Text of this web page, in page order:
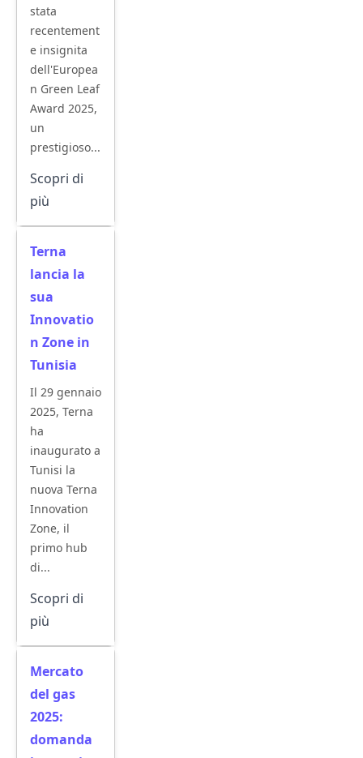
stata
recentement
e insignita
dell'Europea
n Green Leaf
Award 2025,
un
prestigioso...
Scopri di
più
Terna
lancia la
sua
Innovatio
n Zone in
Tunisia
Il 29 gennaio
2025, Terna
ha
inaugurato a
Tunisi la
nuova Terna
Innovation
Zone, il
primo hub
di...
Scopri di
più
Mercato
del gas
2025:
domanda